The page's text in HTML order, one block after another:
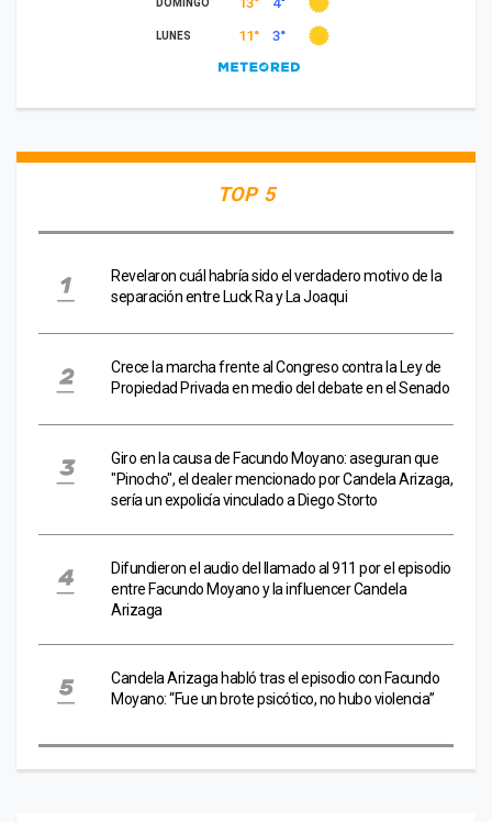
TOP 5
Revelaron cuál habría sido el verdadero motivo de la
separación entre Luck Ra y La Joaqui
Crece la marcha frente al Congreso contra la Ley de
Propiedad Privada en medio del debate en el Senado
Giro en la causa de Facundo Moyano: aseguran que
"Pinocho", el dealer mencionado por Candela Arizaga,
sería un expolicía vinculado a Diego Storto
Difundieron el audio del llamado al 911 por el episodio
entre Facundo Moyano y la influencer Candela
Arizaga
Candela Arizaga habló tras el episodio con Facundo
Moyano: “Fue un brote psicótico, no hubo violencia”